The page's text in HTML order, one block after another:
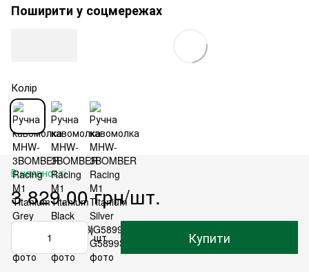
Поширити у соцмережах
Колір
В наявності
3 829.00 грн/шт.
шт. Купити